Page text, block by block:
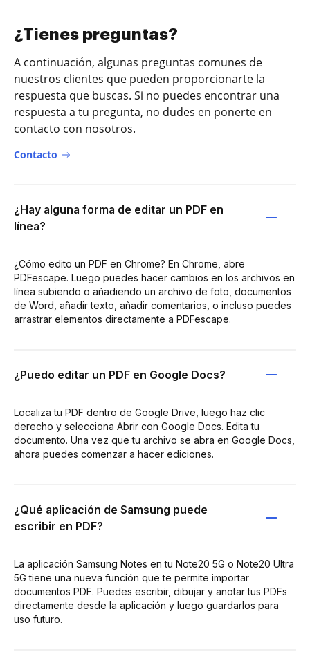
¿Tienes preguntas?
A continuación, algunas preguntas comunes de
nuestros clientes que pueden proporcionarte la
respuesta que buscas. Si no puedes encontrar una
respuesta a tu pregunta, no dudes en ponerte en
contacto con nosotros.
Contacto
¿Hay alguna forma de editar un PDF en
línea?
¿Cómo edito un PDF en Chrome? En Chrome, abre
PDFescape. Luego puedes hacer cambios en los archivos en
línea subiendo o añadiendo un archivo de foto, documentos
de Word, añadir texto, añadir comentarios, o incluso puedes
arrastrar elementos directamente a PDFescape.
¿Puedo editar un PDF en Google Docs?
Localiza tu PDF dentro de Google Drive, luego haz clic
derecho y selecciona Abrir con Google Docs. Edita tu
documento. Una vez que tu archivo se abra en Google Docs,
ahora puedes comenzar a hacer ediciones.
¿Qué aplicación de Samsung puede
escribir en PDF?
La aplicación Samsung Notes en tu Note20 5G o Note20 Ultra
5G tiene una nueva función que te permite importar
documentos PDF. Puedes escribir, dibujar y anotar tus PDFs
directamente desde la aplicación y luego guardarlos para
uso futuro.